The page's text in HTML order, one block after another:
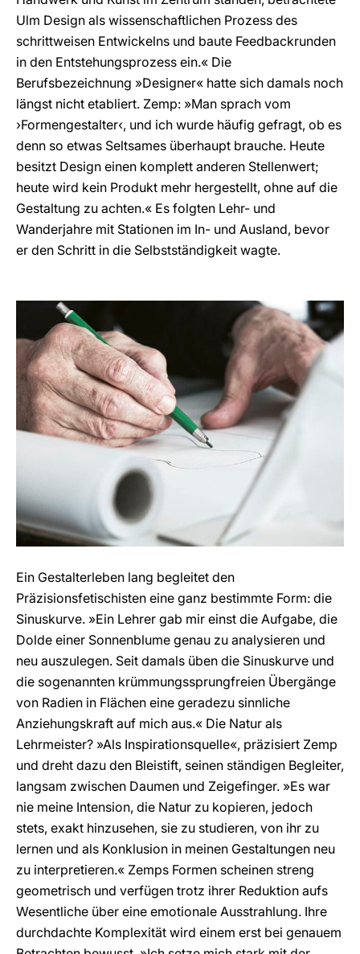
Ulm Design als wissenschaftlichen Prozess des
schrittweisen Entwickelns und baute Feedbackrunden
in den Entstehungsprozess ein.« Die
Berufsbezeichnung »Designer« hatte sich damals noch
längst nicht etabliert. Zemp: »Man sprach vom
›Formengestalter‹, und ich wurde häufig gefragt, ob es
denn so etwas Seltsames überhaupt brauche. Heute
besitzt Design einen komplett anderen Stellenwert;
heute wird kein Produkt mehr hergestellt, ohne auf die
Gestaltung zu achten.« Es folgten Lehr- und
Wanderjahre mit Stationen im In- und Ausland, bevor
er den Schritt in die Selbstständigkeit wagte.
Ein Gestalterleben lang begleitet den
Präzisionsfetischisten eine ganz bestimmte Form: die
Sinuskurve. »Ein Lehrer gab mir einst die Aufgabe, die
Dolde einer Sonnenblume genau zu analysieren und
neu auszulegen. Seit damals üben die Sinuskurve und
die sogenannten krümmungssprungfreien Übergänge
von Radien in Flächen eine geradezu sinnliche
Anziehungskraft auf mich aus.« Die Natur als
Lehrmeister? »Als Inspirationsquelle«, präzisiert Zemp
und dreht dazu den Bleistift, seinen ständigen Begleiter,
langsam zwischen Daumen und Zeigefinger. »Es war
nie meine Intension, die Natur zu kopieren, jedoch
stets, exakt hinzusehen, sie zu studieren, von ihr zu
lernen und als Konklusion in meinen Gestaltungen neu
zu interpretieren.« Zemps Formen scheinen streng
geometrisch und verfügen trotz ihrer Reduktion aufs
Wesentliche über eine emotionale Ausstrahlung. Ihre
durchdachte Komplexität wird einem erst bei genauem